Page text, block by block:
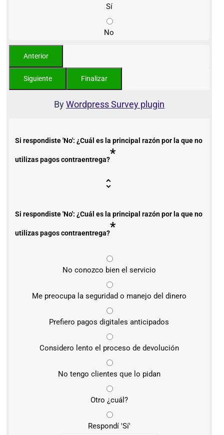
Sí
No
ByWordpress Survey plugin
Si respondiste 'No': ¿Cuál es la principal razón por la que no
utilizas pagos contraentrega?*
Si respondiste 'No': ¿Cuál es la principal razón por la que no
utilizas pagos contraentrega?*
No conozco bien el servicio
Me preocupa la seguridad o manejo del dinero
Prefiero pagos digitales anticipados
Considero lento el proceso de devolución
No tengo clientes que lo pidan
Otro ¿cuál?
Respondí 'Sí'